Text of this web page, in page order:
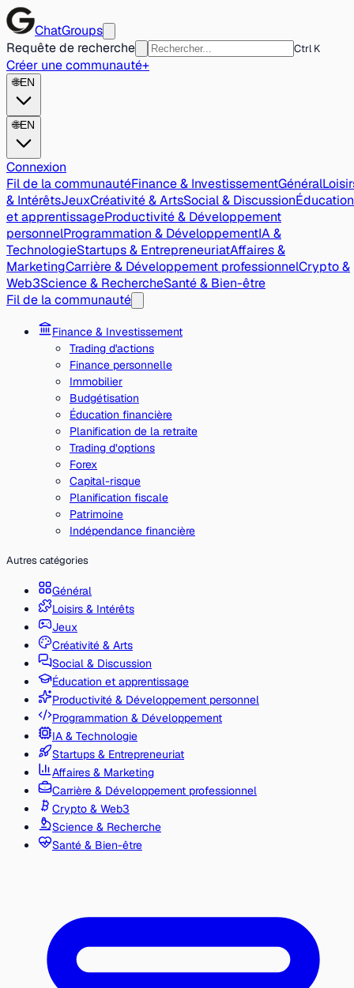
ChatGroups
Requête de recherche
Ctrl K
Créer une communauté+
🌐EN
🌐EN
Connexion
Fil de la communautéFinance & InvestissementGénéral
& IntérêtsJeuxCréativité & ArtsSocial & DiscussionÉducation
et apprentissageProductivité & Développement
personnelProgrammation & DéveloppementIA &
TechnologieStartups & EntrepreneuriatAffaires &
MarketingCarrière & Développement professionnelCrypto &
Web3Science & RechercheSanté & Bien-être
Fil de la communauté
Finance & Investissement
Trading d'actions
Finance personnelle
Immobilier
Budgétisation
Éducation financière
Planification de la retraite
Trading d’options
Forex
Capital-risque
Planification fiscale
Patrimoine
Indépendance financière
Autres catégories
Général
Loisirs & Intérêts
Jeux
Créativité & Arts
Social & Discussion
Éducation et apprentissage
Productivité & Développement personnel
Programmation & Développement
IA & Technologie
Startups & Entrepreneuriat
Affaires & Marketing
Carrière & Développement professionnel
Crypto & Web3
Science & Recherche
Santé & Bien-être